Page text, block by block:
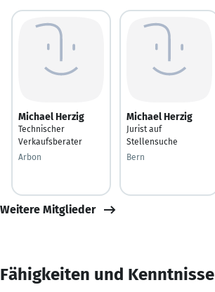
Michael Herzig
Technischer
Verkaufsberater
Arbon
Michael Herzig
Jurist auf
Stellensuche
Bern
Weitere Mitglieder
Fähigkeiten und Kenntnisse